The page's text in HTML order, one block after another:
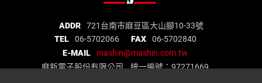
子
ADDR
721台南市麻豆區大山腳10-33號
TEL
06-5702066 FAX
06-5702840
E-MAIL
mashin@mashin.com.tw
麻新電子股份有限公司 統一編號：97271669